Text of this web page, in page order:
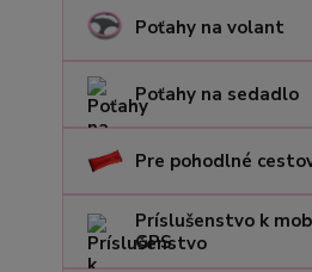
Poťahy na volant
Poťahy na sedadlo
Pre pohodlné
Príslušenstvo k
GPS